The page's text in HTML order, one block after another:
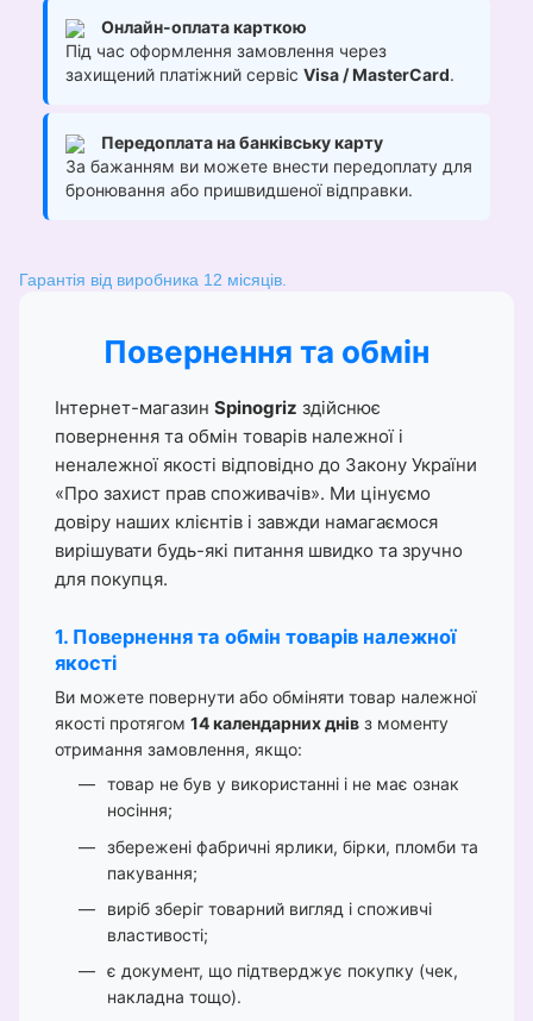
Онлайн-оплата карткою
Під час оформлення замовлення через
захищений платіжний сервіс Visa / MasterCard.
Передоплата на банківську карту
За бажанням ви можете внести передоплату для
бронювання або пришвидшеної відправки.
Гарантія від виробника 12 місяців.
Повернення та обмін
Інтернет-магазин Spinogriz здійснює
повернення та обмін товарів належної і
неналежної якості відповідно до Закону України
«Про захист прав споживачів». Ми цінуємо
довіру наших клієнтів і завжди намагаємося
вирішувати будь-які питання швидко та зручно
для покупця.
1. Повернення та обмін товарів належної
якості
Ви можете повернути або обміняти товар належної
якості протягом 14 календарних днів з моменту
отримання замовлення, якщо:
товар не був у використанні і не має ознак
носіння;
збережені фабричні ярлики, бірки, пломби та
пакування;
виріб зберіг товарний вигляд і споживчі
властивості;
є документ, що підтверджує покупку (чек,
накладна тощо).